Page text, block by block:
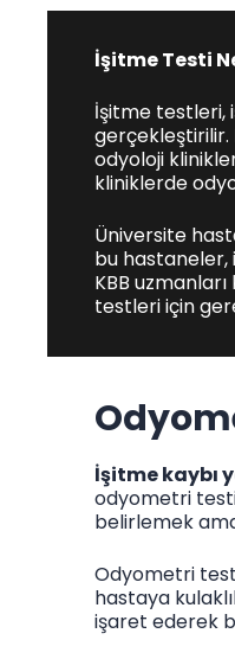
İşitme Testi
İşitme testleri,
gerçekleştirilir.
odyoloji
kliniklerde
Üniversite
bu hastaneler,
KBB
testleri için
İşitme kaybı
odyometri testi
belirlemek
Odyometri
hastaya
işaret ederek